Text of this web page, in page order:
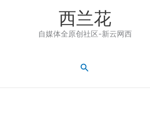
西兰花
自媒体全原创社区-新云网西
搜